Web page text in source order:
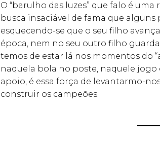
O “barulho das luzes” que falo é
busca insaciável de fama que
esquecendo-se que o seu filho
época, nem no seu outro filho
temos de estar lá nos momentos do
naquela bola no poste, naquele jogo
apoio, é essa força de levantarmo-
construir os campeões.